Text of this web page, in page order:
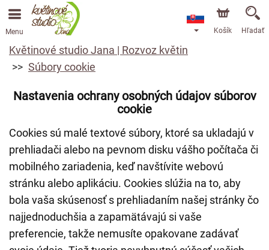
Menu Košík Hľadať
Květinové studio Jana | Rozvoz květin
Súbory cookie
Nastavenia ochrany osobných údajov súborov
cookie
Cookies sú malé textové súbory, ktoré sa ukladajú v
prehliadači alebo na pevnom disku vášho počítača či
mobilného zariadenia, keď navštívite webovú
stránku alebo aplikáciu. Cookies slúžia na to, aby
bola vaša skúsenosť s prehliadaním našej stránky čo
najjednoduchšia a zapamätávajú si vaše
preferencie, takže nemusíte opakovane zadávať